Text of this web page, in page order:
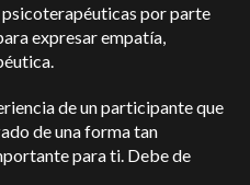
por parte
expresar empatía,
de un participante que
de una forma tan
para ti. Debe de